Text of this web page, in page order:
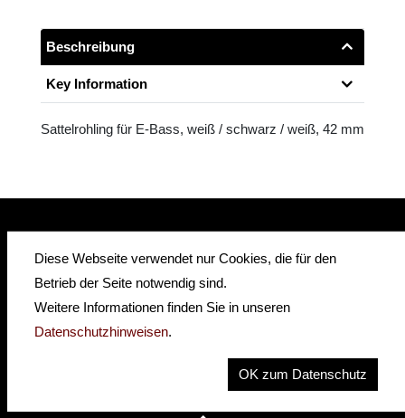
Beschreibung
Key Information
Sattelrohling für E-Bass, weiß / schwarz / weiß, 42 mm
insidehofnerguitars hofnerguitars
hofnerguitars
Home
Diese Webseite verwendet nur Cookies, die für den
Betrieb der Seite notwendig sind.
Weitere Informationen finden Sie in unseren
Datenschutzhinweisen.
OK zum Datenschutz